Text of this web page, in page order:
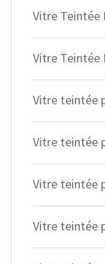
Vitre Teintée
Vitre Teintée
Vitre teintée
Vitre teintée
Vitre teintée
Vitre teintée